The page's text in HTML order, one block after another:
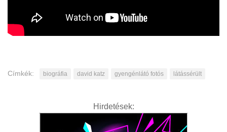
Címkék: biográfia david katz gyengénlátó fotós látássérült
Hirdetések: